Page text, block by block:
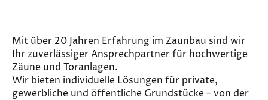
Mit über 20 Jahren Erfahrung im Zaunbau sind wir
Ihr zuverlässiger Ansprechpartner für hochwertige
Zäune und Toranlagen.
Wir bieten individuelle Lösungen für private,
gewerbliche und öffentliche Grundstücke – von der